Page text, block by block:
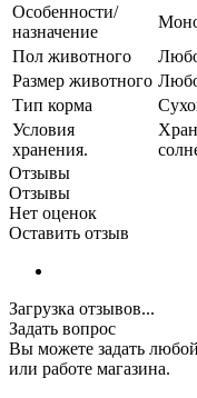
Особенности/
назначение
Пол животного
Размер животного
Тип корма
Условия
хранения.
Отзывы
Отзывы
Нет оценок
Оставить отзыв
Загрузка отзывов...
Задать вопрос
Вы можете задать
или работе магазина.